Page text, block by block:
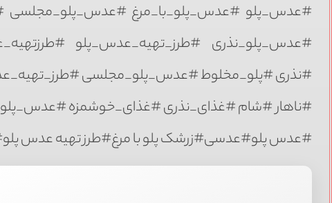
#عدس_پلو #عدس_پلو_با_مرغ
#عدس_پلو_نذری #طرز_تهیه_عدس_پلو
#نذری #پلو_مخلوط #عدس_پلو_مجلسی
#ناهار #شام #غذای_نذری #غذای_خوشمزه
#عدس پلو#عدسی#زرشک پلو با مرغ#طرز تهیه عدس